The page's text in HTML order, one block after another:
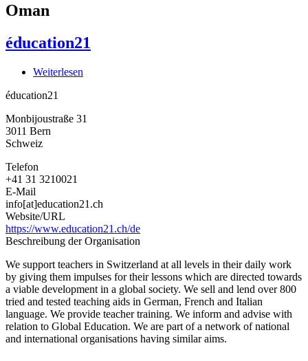
Oman
éducation21
Weiterlesen
éducation21
Monbijoustraße 31
3011 Bern
Schweiz
Telefon
+41 31 3210021
E-Mail
info[at]education21.ch
Website/URL
https://www.education21.ch/de
Beschreibung der Organisation
We support teachers in Switzerland at all levels in their daily work
by giving them impulses for their lessons which are directed towards
a viable development in a global society. We sell and lend over 800
tried and tested teaching aids in German, French and Italian
language. We provide teacher training. We inform and advise with
relation to Global Education. We are part of a network of national
and international organisations having similar aims.